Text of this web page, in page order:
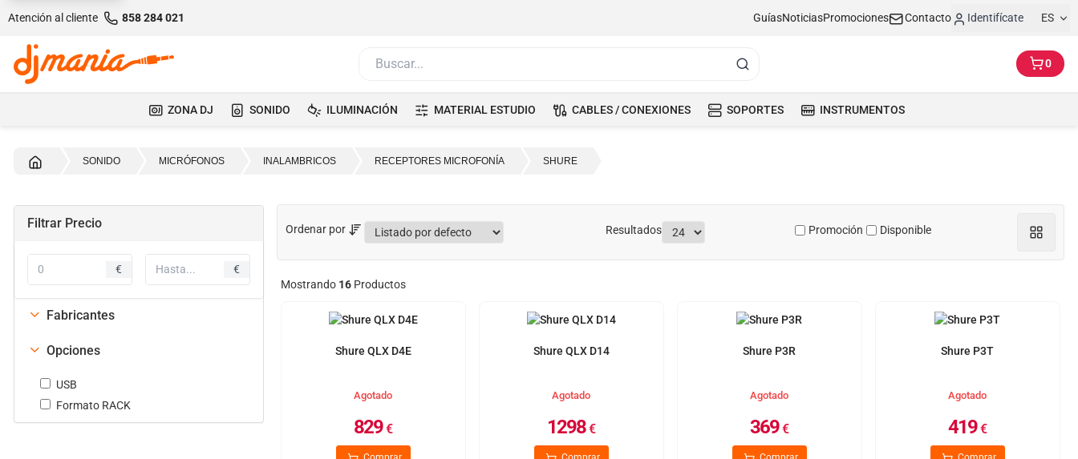
Atención al cliente 858 284 021 GuíasNoticiasPromociones Contacto Identifícate ES
0
ZONA DJ SONIDO ILUMINACIÓN MATERIAL ESTUDIO CABLES / CONEXIONES SOPORTES INSTRUMENTOS
SONIDO MICRÓFONOS INALAMBRICOS RECEPTORES MICROFONÍA SHURE
Filtrar Precio
€ €
Fabricantes
Opciones
USB
Formato RACK
Ordenar por Resultados Promoción Disponible
Mostrando 16Productos
Shure QLX D4E
Agotado
829€
Shure QLX D14
Agotado
1298€
Shure P3R
Agotado
369€
Shure P3T
Agotado
419€